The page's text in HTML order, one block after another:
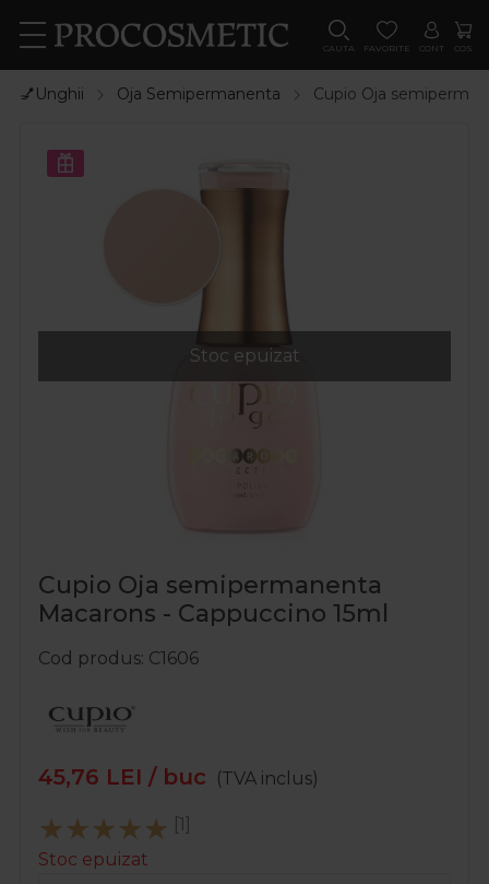
CAUTA FAVORITE CONT COS
💅Unghii Oja Semipermanenta Cupio Oja
Stoc epuizat
Cupio Oja semipermanenta
Macarons - Cappuccino 15ml
Cod produs C1606
45,76 LEI / buc (TVA inclus)
[1]
Stoc epuizat